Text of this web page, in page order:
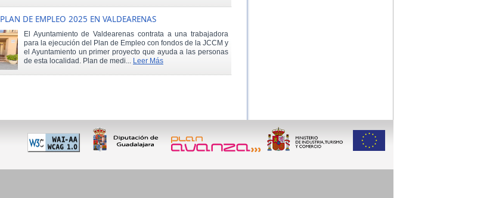
PLAN DE EMPLEO 2025 EN VALDEARENAS
El Ayuntamiento de Valdearenas contrata a una trabajadora
para la ejecución del Plan de Empleo con fondos de la JCCM y
el Ayuntamiento un primer proyecto que ayuda a las personas
de esta localidad. Plan de medi... Leer Más